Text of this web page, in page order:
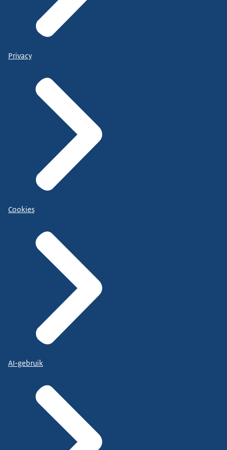
Privacy
Cookies
AI-gebruik